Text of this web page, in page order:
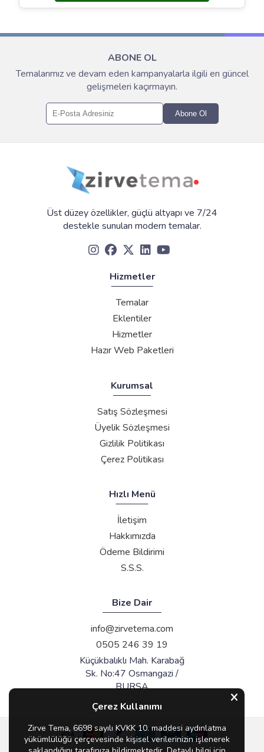
ABONE OL
Temalarımız ve devam eden kampanyalarla ilgili en güncel
gelişmeleri kaçırmayın.
Abone Ol
Üst düzey özellikler, güçlü altyapı ve 7/24
destekle sunulan modern temalar.
Hizmetler
Temalar
Eklentiler
Hizmetler
Hazır Web Paketleri
Kurumsal
Satış Sözleşmesi
Üyelik Sözleşmesi
Gizlilik Politikası
Çerez Politikası
Hızlı Menü
İletişim
Hakkımızda
Ödeme Bildirimi
S.S.S.
Bize Dair
info@zirvetema.com
0505 246 39 19
Küçükbalıklı Mah. Karabağ
Sk. No:47 Osmangazi /
BURSA
Çerez Kullanımı
Zirve Tema, 6698 sayılı KVKK 10. maddesi aydınlatma
yükümlülüğü çerçevesinde kişisel verilerinizin işlenerek